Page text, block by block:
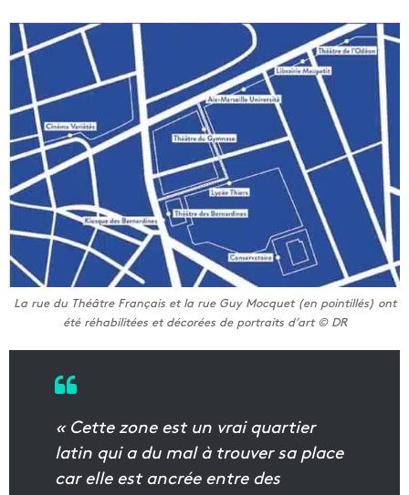
La rue du Théâtre Français et la rue Guy Mocquet (en pointillés) ont
été réhabilitées et décorées de portraits d’art © DR
« Cette zone est un vrai quartier
latin qui a du mal à trouver sa place
car elle est ancrée entre des